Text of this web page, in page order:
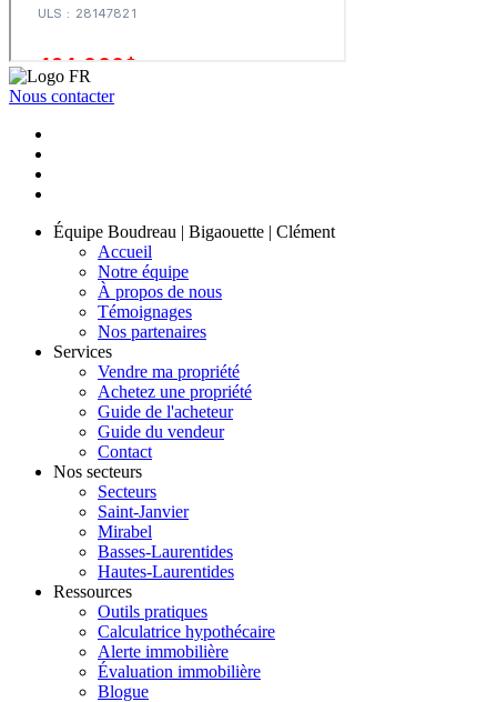
Nous contacter
Équipe Boudreau | Bigaouette | Clément
Accueil
Notre équipe
À propos de nous
Témoignages
Nos partenaires
Services
Vendre ma propriété
Achetez une propriété
Guide de l'acheteur
Guide du vendeur
Contact
Nos secteurs
Secteurs
Saint-Janvier
Mirabel
Basses-Laurentides
Hautes-Laurentides
Ressources
Outils pratiques
Calculatrice hypothécaire
Alerte immobilière
Évaluation immobilière
Blogue